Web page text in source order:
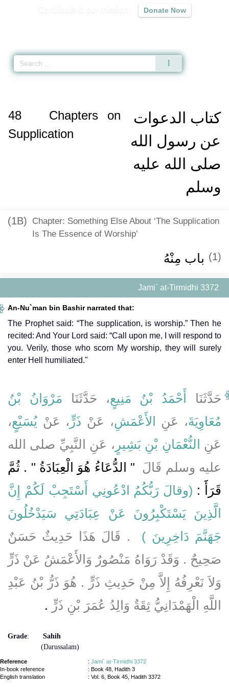
Donate Now
كتاب الدعوات
عن رسول الله
صلى الله عليه
وسلم
48
Chapters on
Supplication
(1B) Chapter: Something Else About ‘The Supplication
Is The Essence of Worship’
(1) باب مِنْهُ
Jami` at-Tirmidhi 3372
An-Nu`man bin Bashir narrated that:
The Prophet said: “The supplication, is worship.” Then he
recited: And Your Lord said: “Call upon me, I will respond to
you. Verily, those who scorn My worship, they will surely
enter Hell humiliated."
حَدَّثَنَا أَحْمَدُ بْنُ مَنِيعٍ، حَدَّثَنَا مَرْوَانُ بْنُ
مُعَاوِيَةَ، عَنِ الأَعْمَشِ، عَنْ ذَرٍّ ، عَنْ يُسَيْعٍ،
عَنِ
النُّعْمَانِ بْنِ بَشِيرٍ ، عَنِ النَّبِيِّ صلى الله
عليه وسلم قَالَ ‏
"‏ الدُّعَاءُ هُوَ الْعِبَادَةُ ‏"‏ ‏.‏ ثُمَّ
قَرَأََ ‏:‏ ‏‏ (‏وقالَ رَبُّكُمُ ادْعُونِي أَسْتَجِبْ لَكُمْ إِنَّ
الَّذِينَ يَسْتَكْبِرُونَ عَنْ عِبَادَتِي سَيَدْخُلُونَ
جَهَنَّمَ دَاخِرِينَ ‏)
.‏ قَالَ هَذَا حَدِيثٌ حَسَنٌ
صَحِيحٌ ‏.‏ وَقَدْ رَوَاهُ مَنْصُورٌ وَالأَعْمَشُ عَنْ ذَرٍّ
وَلاَ نَعْرِفُهُ إِلاَّ مِنْ حَدِيثِ ذَرٍّ ‏.‏ هُوَ ذَرُّ بْنُ عَبْدِ
اللَّهِ الْهَمْدَانِيُّ ثِقَةٌ وَالِدُ عُمَرَ بْنِ ذَرٍّ ‏.‏
Grade:
Sahih
(Darussalam)
Reference : Jami` at-Tirmidhi 3372
In-book reference
: Book 48, Hadith 3
English translation
: Vol. 6, Book 45, Hadith 3372